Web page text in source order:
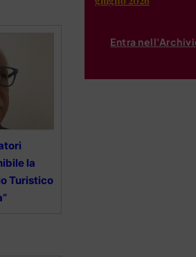
la
Turistico
Entra